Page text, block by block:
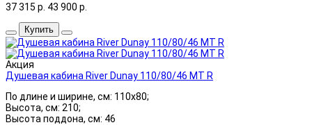
37 315 р. 43 900 р.
Купить
Акция
Душевая кабина River Dunay 110/80/46 MT R
По длине и ширине, см: 110x80;
Высота, см: 210;
Высота поддона, см: 46